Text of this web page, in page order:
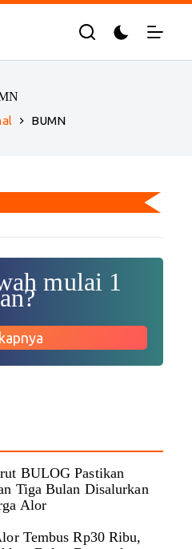
BUMN
Negeri
mulai 1
BULOG Pastikan
Tiga Bulan Disalurkan
Alor
Tembus Rp30 Ribu,